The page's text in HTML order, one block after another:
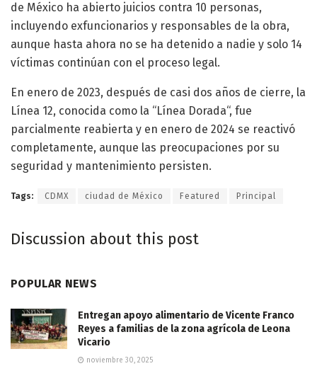
de México ha abierto juicios contra 10 personas,
incluyendo exfuncionarios y responsables de la obra,
aunque hasta ahora no se ha detenido a nadie y solo 14
víctimas continúan con el proceso legal.
En enero de 2023, después de casi dos años de cierre, la
Línea 12, conocida como la “Línea Dorada“, fue
parcialmente reabierta y en enero de 2024 se reactivó
completamente, aunque las preocupaciones por su
seguridad y mantenimiento persisten.
Tags: CDMX ciudad de México Featured Principal
Discussion about this post
POPULAR NEWS
Entregan apoyo alimentario de Vicente Franco
Reyes a familias de la zona agrícola de Leona
Vicario
noviembre 30, 2025